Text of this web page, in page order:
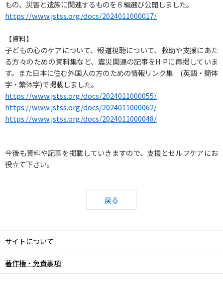
もの、災害と遺族に関連するものを８編選び公開しました。
https://www.jstss.org/docs/2024011000017/
【資料】
子どもの心のケアについて、報道視聴について、救助や支援にあた
る方々のための資料集など、震災関連の記事をH Pに再掲していま
す。また日本に住む外国人の方のための情報リンク集 (英語・ 簡体
字・繁体字)で掲載しました。
https://www.jstss.org/docs/2024011000055/
https://www.jstss.org/docs/2024011000062/
https://www.jstss.org/docs/2024011000048/
今後も資料や記事を掲載していきますので、支援とセルフケアにお
役立て下さい。
戻る
サイトについて
著作権・免責事項